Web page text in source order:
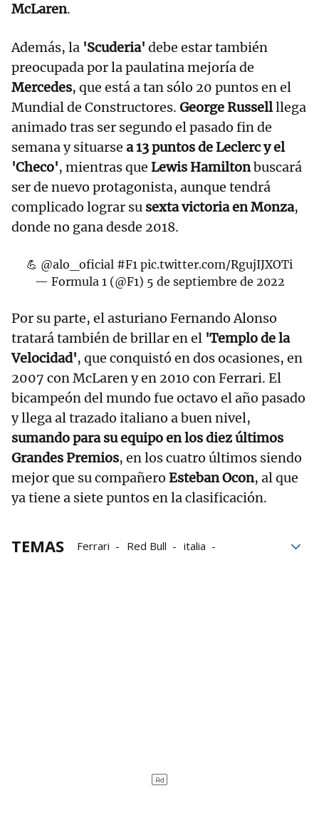
McLaren.
Además, la 'Scuderia' debe estar también
preocupada por la paulatina mejoría de
Mercedes, que está a tan sólo 20 puntos en el
Mundial de Constructores. George Russellllega
animado tras ser segundo el pasado fin de
semana y situarse a 13 puntos de Leclerc y el
'Checo', mientras que Lewis Hamiltonbuscará
ser de nuevo protagonista, aunque tendrá
complicado lograr su sexta victoria en Monza,
donde no gana desde 2018.
💪 @alo_oficial #F1 pic.twitter.com/RgujIJXOTi
— Formula 1 (@F1) 5 de septiembre de 2022
Por su parte, el asturiano Fernando Alonso
tratará también de brillar en el 'Templo de la
Velocidad', que conquistó en dos ocasiones, en
2007 con McLaren y en 2010 con Ferrari. El
bicampeón del mundo fue octavo el año pasado
y llega al trazado italiano a buen nivel,
sumando para su equipo en los diez últimos
Grandes Premios, en los cuatro últimos siendo
mejor que su compañero Esteban Ocon, al que
ya tiene a siete puntos en la clasificación.
TEMAS Ferrari Red Bull
italia
F1